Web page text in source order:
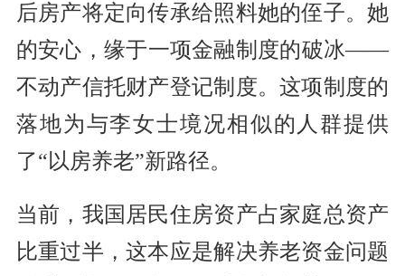
后房产将定向传承给照料她的侄子。她
的安心，缘于一项金融制度的破冰——
不动产信托财产登记制度。这项制度的
落地为与李女士境况相似的人群提供
了“以房养老”新路径。
当前，我国居民住房资产占家庭总资产
比重过半，这本应是解决养老资金问题